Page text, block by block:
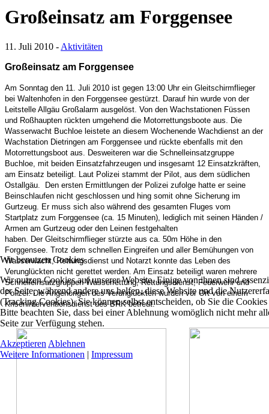
Großeinsatz am Forggensee
11. Juli 2010 - Aktivitäten
Großeinsatz am Forggensee
Am Sonntag den 11. Juli 2010 ist gegen 13:00 Uhr ein Gleitschirmflieger
bei Waltenhofen in den Forggensee gestürzt. Darauf hin wurde von der
Leitstelle Allgäu Großalarm ausgelöst. Von den Wachstationen Füssen
und Roßhaupten rückten umgehend die Motorrettungsboote aus. Die
Wasserwacht Buchloe leistete an diesem Wochenende Wachdienst an der
Wachstation Dietringen am Forggensee und rückte ebenfalls mit den
Motorrettungsboot aus. Desweiteren war die Schnelleinsatzgruppe
Buchloe, mit beiden Einsatzfahrzeugen und insgesamt 12 Einsatzkräften,
am Einsatz beteiligt. Laut Polizei stammt der Pilot, aus dem südlichen
Ostallgäu. Den ersten Ermittlungen der Polizei zufolge hatte er seine
Beinschlaufen nicht geschlossen und hing somit ohne Sicherung im
Gurtzeug. Er muss sich also während des gesamten Fluges vom
Startplatz zum Forggensee (ca. 15 Minuten), lediglich mit seinen Händen /
Armen am Gurtzeug oder den Leinen festgehalten
haben. Der Gleitschirmflieger stürzte aus ca. 50m Höhe in den
Forggensee. Trotz dem schnellen Eingreifen und aller Bemühungen von
Wasserwacht, Rettungsdienst und Notarzt konnte das Leben des
Verunglückten nicht gerettet werden. Am Einsatz beteiligt waren mehrere
Schnelleinsatzgruppen Wasserrettung, Rettungsdienst, Feuerwehr und
Polizei. Die Angehörigen des Verunglückten wurden vor Ort von einem
Kriseninterventionsdienst des BRK betreut.
Wir benutzen Cookies
Wir nutzen Cookies auf unserer Website. Einige von ihnen sind
der Seite, während andere uns helfen, diese Website und die
(Tracking Cookies). Sie können selbst entscheiden, ob Sie die
Bitte beachten Sie, dass bei einer Ablehnung womöglich nicht mehr
Seite zur Verfügung stehen.
Akzeptieren Ablehnen
Weitere Informationen | Impressum